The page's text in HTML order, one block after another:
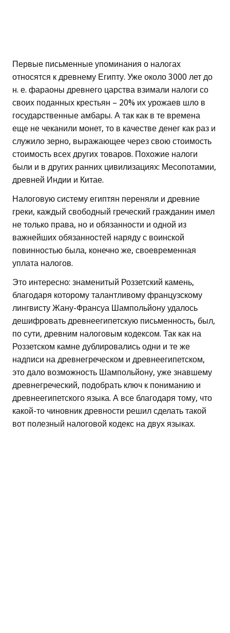
Первые письменные упоминания о налогах
относятся к древнему Египту. Уже около 3000 лет до
н. е. фараоны древнего царства взимали налоги со
своих поданных крестьян – 20% их урожаев шло в
государственные амбары. А так как в те времена
еще не чеканили монет, то в качестве денег как раз и
служило зерно, выражающее через свою стоимость
стоимость всех других товаров. Похожие налоги
были и в других ранних цивилизациях: Месопотамии,
древней Индии и Китае.
Налоговую систему египтян переняли и древние
греки, каждый свободный греческий гражданин имел
не только права, но и обязанности и одной из
важнейших обязанностей наряду с воинской
повинностью была, конечно же, своевременная
уплата налогов.
Это интересно: знаменитый Роззетский камень,
благодаря которому талантливому французскому
лингвисту Жану-Франсуа Шампольйону удалось
дешифровать древнеегипетскую письменность, был,
по сути, древним налоговым кодексом. Так как на
Роззетском камне дублировались одни и те же
надписи на древнегреческом и древнеегипетском,
это дало возможность Шампольйону, уже знавшему
древнегреческий, подобрать ключ к пониманию и
древнеегипетского языка. А все благодаря тому, что
какой-то чиновник древности решил сделать такой
вот полезный налоговой кодекс на двух языках.